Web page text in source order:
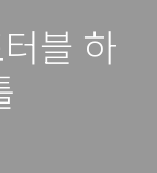
블 하